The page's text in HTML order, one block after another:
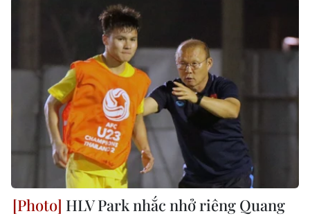
HLV Park nhắc nhở riêng Quang